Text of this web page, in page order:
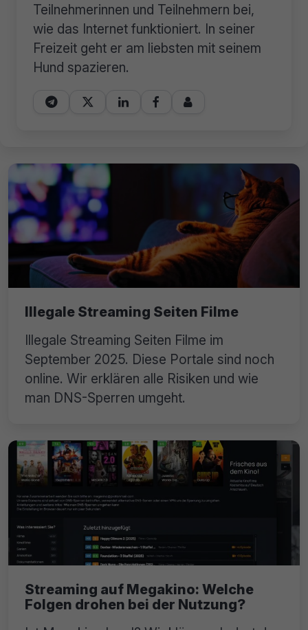
Teilnehmerinnen und Teilnehmern bei,
wie das Internet funktioniert. In seiner
Freizeit geht er am liebsten mit seinem
Hund spazieren.
    
Illegale Streaming Seiten Filme
Illegale Streaming Seiten Filme im
September 2025. Diese Portale sind noch
online. Wir erklären alle Risiken und wie
man DNS-Sperren umgeht.
Streaming auf Megakino: Welche
Folgen drohen bei der Nutzung?